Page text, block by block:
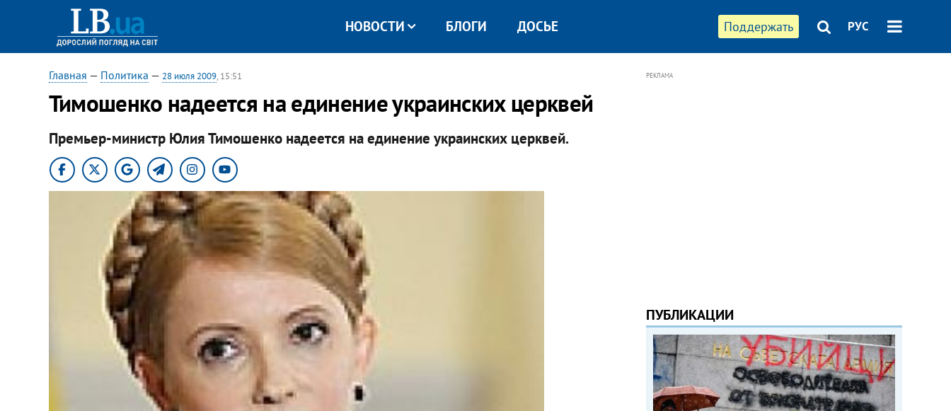
Поддержать РУС
НОВОСТИ БЛОГИ ДОСЬЕ
Главная — Политика — 28 июля 2009, 15:51
Тимошенко надеется на единение украинских церквей
Премьер-министр Юлия Тимошенко надеется на единение украинских церквей.
РЕКЛАМА
ПУБЛИКАЦИИ